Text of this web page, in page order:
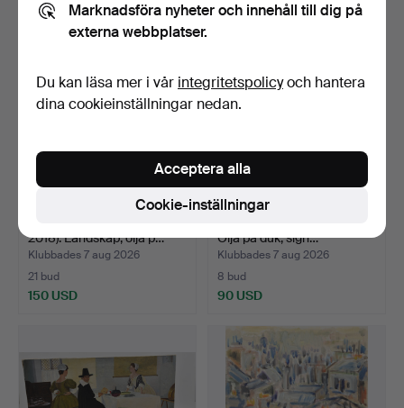
2018). Landskap, olja p…
Klubbades 7 aug 2026
21 bud
150 USD
Olja på duk, sign…
Klubbades 7 aug 2026
8 bud
90 USD
Marknadsföra nyheter och innehåll till dig på
externa webbplatser.
Du kan läsa mer i vår integritetspolicyoch hantera
dina cookieinställningar nedan.
Cookie-inställningar
Acceptera alla